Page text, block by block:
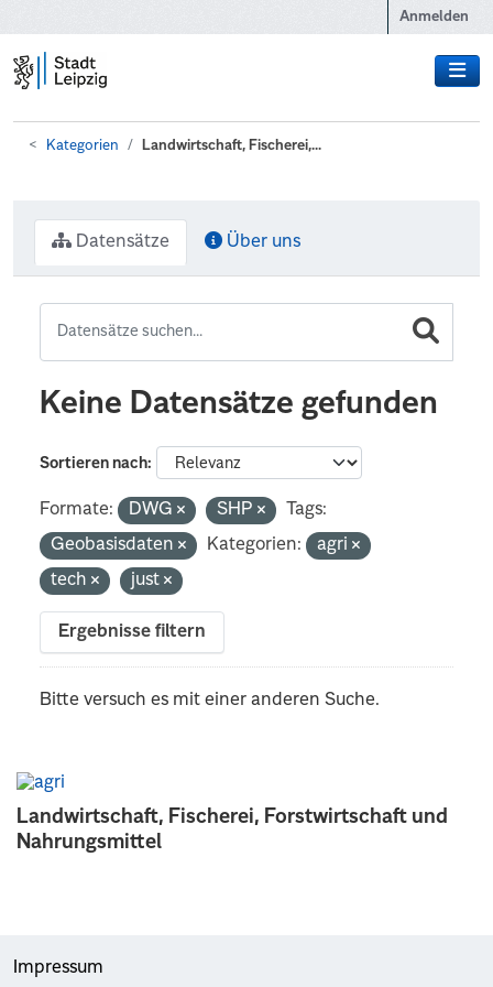
Anmelden
Kategorien Landwirtschaft, Fischerei,...
Landwirtschaft, Fischerei, Forstwirtschaft und
Nahrungsmittel
Datensätze Über uns
Keine Datensätze gefunden
Sortieren nach
Formate: DWG SHP
Tags:
Geobasisdaten
Kategorien:
agri
tech
just
Ergebnisse filtern
Bitte versuch es mit einer anderen Suche.
Impressum